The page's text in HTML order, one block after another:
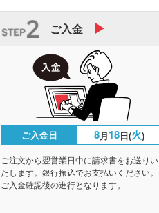
ご入金
ご入金日 8月18日(火)
ご注文から翌営業日中に請求書をお送りい
たします。銀行振込でお支払いください。
ご入金確認後の進行となります。